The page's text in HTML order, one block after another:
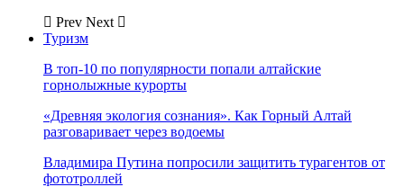
Prev Next
Туризм
В топ-10 по популярности попали алтайские
горнолыжные курорты
«Древняя экология сознания». Как Горный Алтай
разговаривает через водоемы
Владимира Путина попросили защитить турагентов от
фототроллей